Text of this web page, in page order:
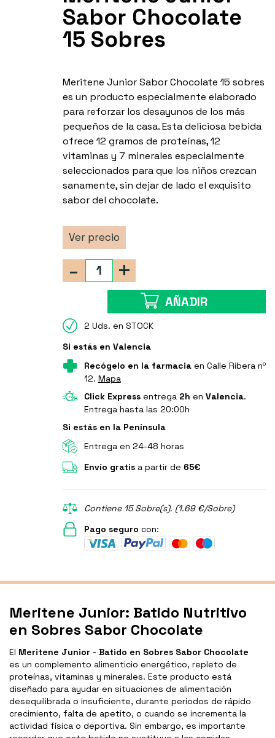
Sabor Chocolate
15 Sobres
Meritene Junior Sabor Chocolate 15 sobres
es un producto especialmente elaborado
para reforzar los desayunos de los más
pequeños de la casa. Esta deliciosa bebida
ofrece 12 gramos de proteínas, 12
vitaminas y 7 minerales especialmente
seleccionados para que los niños crezcan
sanamente, sin dejar de lado el exquisito
sabor del chocolate.
Ver precio
+
-
AÑADIR
2 Uds. en STOCK
Si estás en Valencia
Recógelo en la farmaciaen Calle Ribera nº
12. Mapa
Click Expressentrega 2h en Valencia.
Entrega hasta las 20:00h
Si estás en la Península
Entrega en 24-48 horas
Envío gratisa partir de 65€
Contiene 15 Sobre(s). (1.69 €/Sobre)
Pago seguro con:
Meritene Junior: Batido Nutritivo
en Sobres Sabor Chocolate
El Meritene Junior - Batido en Sobres Sabor Chocolate
es un complemento alimenticio energético, repleto de
proteínas, vitaminas y minerales. Este producto está
diseñado para ayudar en situaciones de alimentación
desequilibrada o insuficiente, durante períodos de rápido
crecimiento, falta de apetito, o cuando se incrementa la
actividad física o deportiva. Sin embargo, es importante